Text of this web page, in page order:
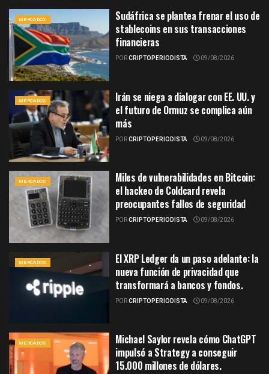
MERCADOS
Sudáfrica se plantea frenar el uso de
stablecoins en sus transacciones
financieras
PORCRIPTOPERIODISTA 09/08/2026
MERCADOS
Irán se niega a dialogar con EE. UU. y
el futuro de Ormuz se complica aún
más
PORCRIPTOPERIODISTA 09/08/2026
MERCADOS
Miles de vulnerabilidades en Bitcoin:
el hackeo de Coldcard revela
preocupantes fallos de seguridad
PORCRIPTOPERIODISTA 09/08/2026
MERCADOS
El XRP Ledger da un paso adelante: la
nueva función de privacidad que
transformará a bancos y fondos.
PORCRIPTOPERIODISTA 09/08/2026
MERCADOS
Michael Saylor revela cómo ChatGPT
impulsó a Strategy a conseguir
15.000 millones de dólares.